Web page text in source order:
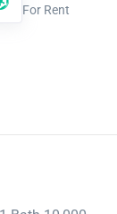
For Rent